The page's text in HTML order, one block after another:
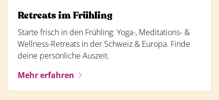
Retreats im Frühling
Starte frisch in den Frühling: Yoga-, Meditations- &
Wellness-Retreats in der Schweiz & Europa. Finde
deine persönliche Auszeit.
Mehr erfahren